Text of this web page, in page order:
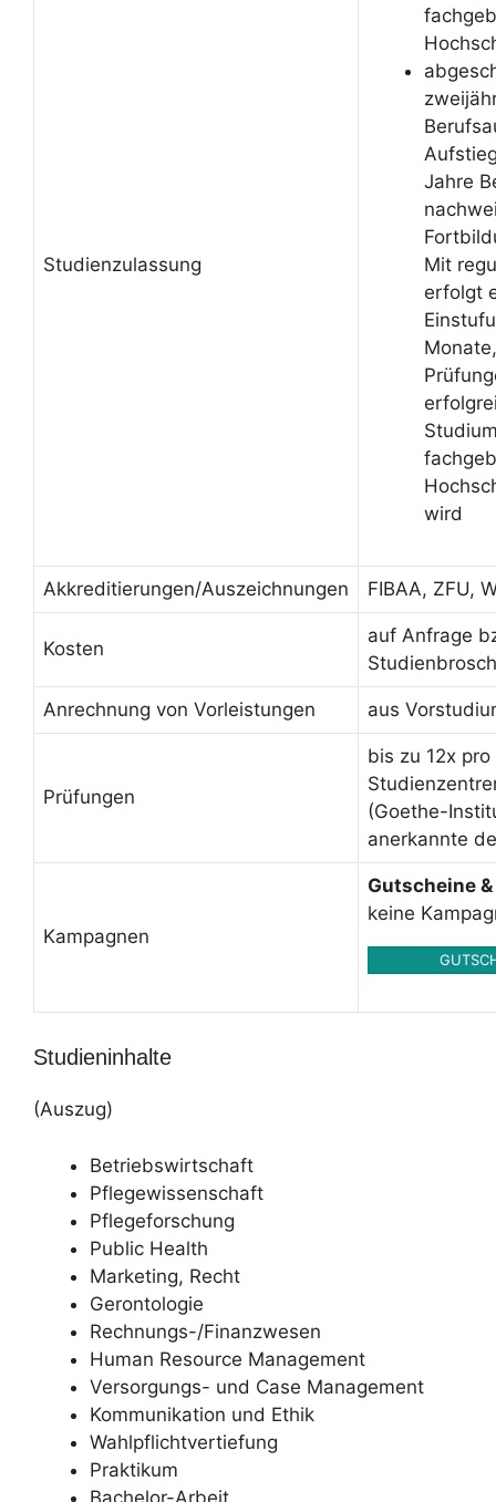
Studienzulassung
Jahre
Mit
erfolgt
wird
Akkreditierungen/Auszeichnungen FIBAA, ZFU,
Kosten
auf Anfrage
Anrechnung von Vorleistungen aus
Prüfungen
bis zu 12x
(Goethe-
anerkannte
Kampagnen
Gutscheine
keine
Studieninhalte
(Auszug)
Betriebswirtschaft
Pflegewissenschaft
Pflegeforschung
Public Health
Marketing, Recht
Gerontologie
Rechnungs-/Finanzwesen
Human Resource Management
Versorgungs- und Case Management
Kommunikation und Ethik
Wahlpflichtvertiefung
Praktikum
Bachelor-Arbeit